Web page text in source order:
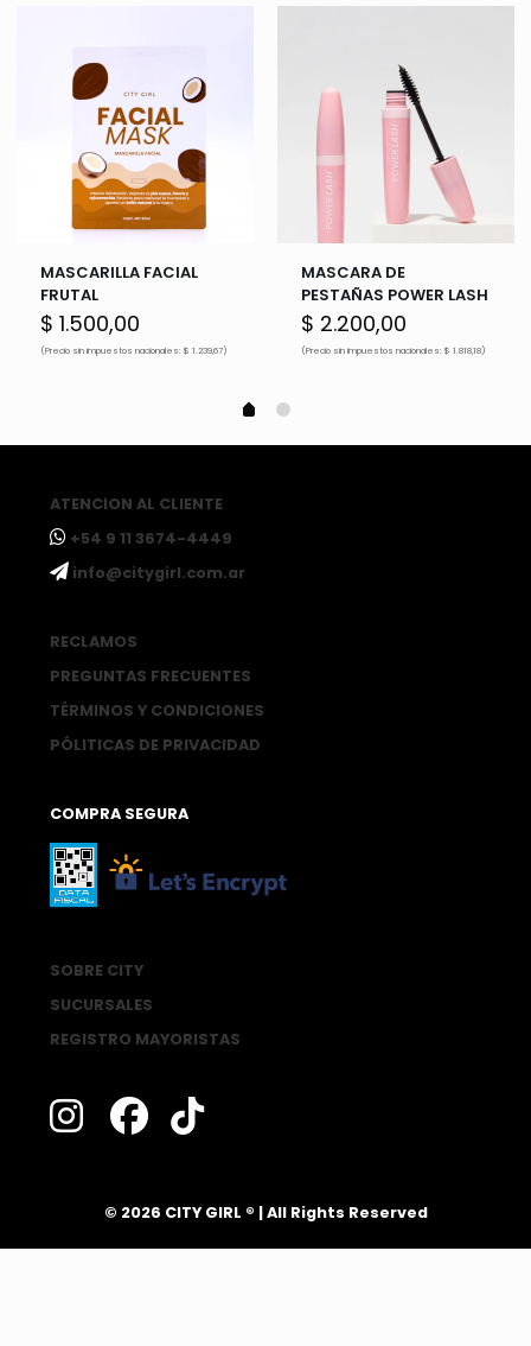
MASCARILLA FACIAL
FRUTAL
$ 1.500,00
(Precio sin impuestos nacionales: $ 1.239,67)
MASCARA DE
PESTAÑAS POWER LASH
$ 2.200,00
(Precio sin impuestos nacionales: $ 1.818,18)
ATENCION AL CLIENTE
ㅤ+54 9 11 3674-4449
ㅤinfo@citygirl.com.ar
RECLAMOS
PREGUNTAS FRECUENTES
TÉRMINOS Y CONDICIONES
PÓLITICAS DE PRIVACIDAD
COMPRA SEGURA
SOBRE CITY
SUCURSALES
REGISTRO MAYORISTAS
© 2026 CITY GIRL ® | All Rights Reserved